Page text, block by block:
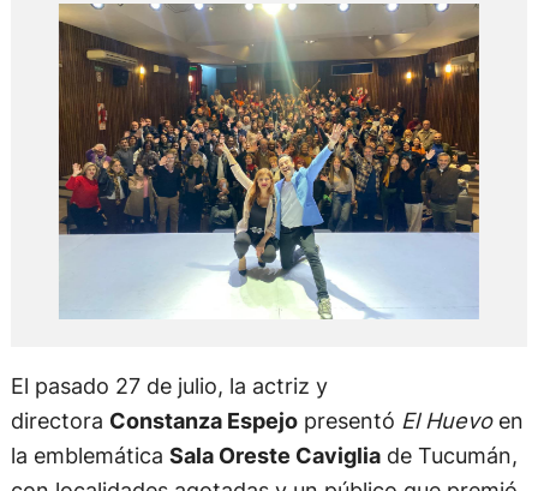
El pasado 27 de julio, la actriz y
directora Constanza Espejopresentó El Huevoen
la emblemática Sala Oreste Cavigliade Tucumán,